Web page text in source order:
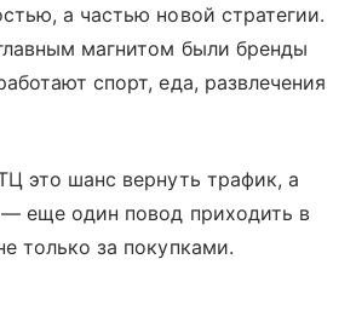
а частью новой стратегии.
магнитом были бренды
спорт, еда, развлечения
это шанс вернуть трафик, а
— еще один повод приходить в
только за покупками.